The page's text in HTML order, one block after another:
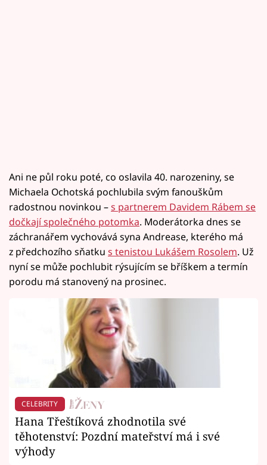
Ani ne půl roku poté, co oslavila 40. narozeniny, se
Michaela Ochotská pochlubila svým fanouškům
radostnou novinkou –s partnerem Davidem Rábem se
dočkají společného potomka. Moderátorka dnes se
záchranářem vychovává syna Andrease, kterého má
z předchozího sňatku s tenistou Lukášem Rosolem. Už
nyní se může pochlubit rýsujícím se bříškem a termín
porodu má stanovený na prosinec.
CELEBRITY
Hana Třeštíková zhodnotila své
těhotenství: Pozdní mateřství má i své
výhody